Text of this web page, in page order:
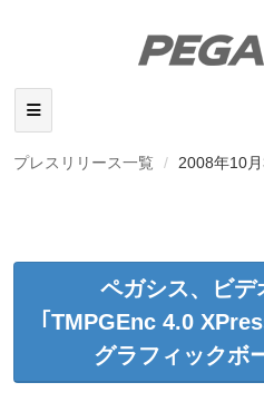
プレスリリース一覧 2008年10
ペガシス、ビデ
｢TMPGEnc 4.0
グラフィックボ